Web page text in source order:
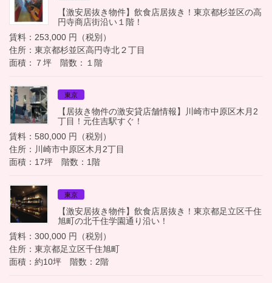
【激安居抜き物件】飲食店居抜き！東京都杉並区の高
円寺商店街沿い１階！
賃料：253,000 円（税別）
住所：東京都杉並区高円寺北２丁目
面積：７坪 階数：１階
東京
【居抜き物件の激安貸店舗情報】川崎市中原区木月2
丁目！元住吉駅すぐ！
賃料：580,000 円（税別）
住所：川崎市中原区木月2丁目
面積：17坪 階数：1階
東京
【激安居抜き物件】飲食店居抜き！東京都足立区千住
旭町の北千住学園通り沿い！
賃料：300,000 円（税別）
住所：東京都足立区千住旭町
面積：約10坪 階数：2階